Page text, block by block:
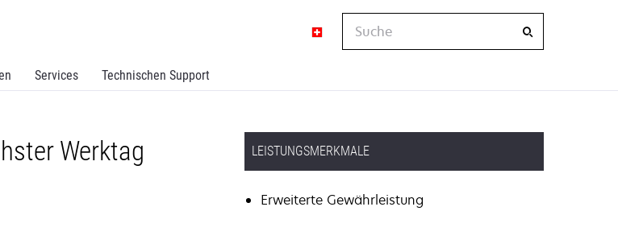
Services Technischen Support
Suche
Werktag LEISTUNGSMERKMALE
Erweiterte Gewährleistung